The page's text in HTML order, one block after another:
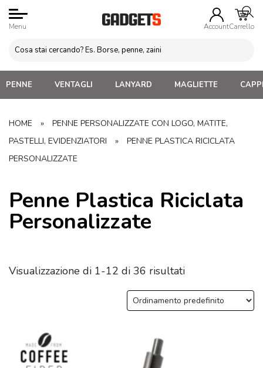
Menu AccountCarrello
PENNE VENTAGLI LANYARD MAGLIETTE
HOME »
PENNE PERSONALIZZATE CON LOGO, MATITE,
PASTELLI, EVIDENZIATORI
»
PENNE PLASTICA RICICLATA
PERSONALIZZATE
Penne Plastica Riciclata
Personalizzate
Visualizzazione di 1-12 di 36 risultati